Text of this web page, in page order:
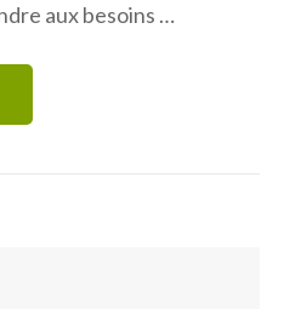
aux besoins …